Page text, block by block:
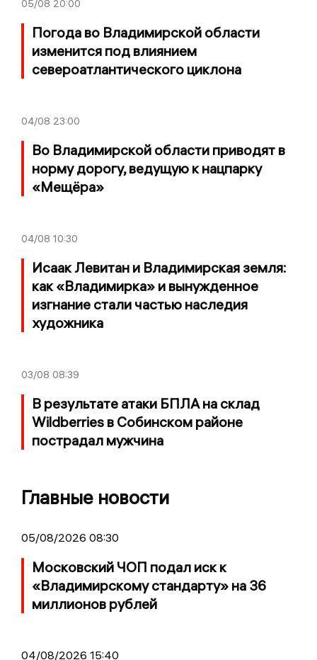
05/08 20:00
Погода во Владимирской области
изменится под влиянием
североатлантического циклона
04/08 23:00
Во Владимирской области приводят в
норму дорогу, ведущую к нацпарку
«Мещёра»
04/08 10:30
Исаак Левитан и Владимирская земля:
как «Владимирка» и вынужденное
изгнание стали частью наследия
художника
03/08 08:39
В результате атаки БПЛА на склад
Wildberries в Собинском районе
пострадал мужчина
Главные новости
05/08/2026 08:30
Московский ЧОП подал иск к
«Владимирскому стандарту» на 36
миллионов рублей
04/08/2026 15:40